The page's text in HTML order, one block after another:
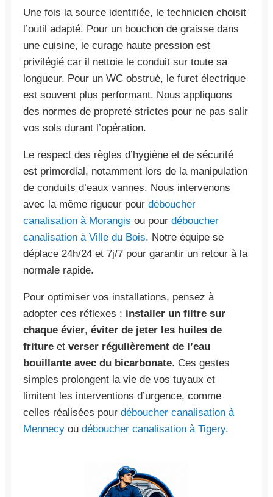
Une fois la source identifiée, le technicien choisit
l’outil adapté. Pour un bouchon de graisse dans
une cuisine, le curage haute pression est
privilégié car il nettoie le conduit sur toute sa
longueur. Pour un WC obstrué, le furet électrique
est souvent plus performant. Nous appliquons
des normes de propreté strictes pour ne pas salir
vos sols durant l’opération.
Le respect des règles d’hygiène et de sécurité
est primordial, notamment lors de la manipulation
de conduits d’eaux vannes. Nous intervenons
avec la même rigueur pour déboucher
canalisation à Morangis ou pour déboucher
canalisation à Ville du Bois. Notre équipe se
déplace 24h/24 et 7j/7 pour garantir un retour à la
normale rapide.
Pour optimiser vos installations, pensez à
adopter ces réflexes : installer un filtre sur
chaque évier, éviter de jeter les huiles de
friture et verser régulièrement de l’eau
bouillante avec du bicarbonate. Ces gestes
simples prolongent la vie de vos tuyaux et
limitent les interventions d’urgence, comme
celles réalisées pour déboucher canalisation à
Mennecy ou déboucher canalisation à Tigery.